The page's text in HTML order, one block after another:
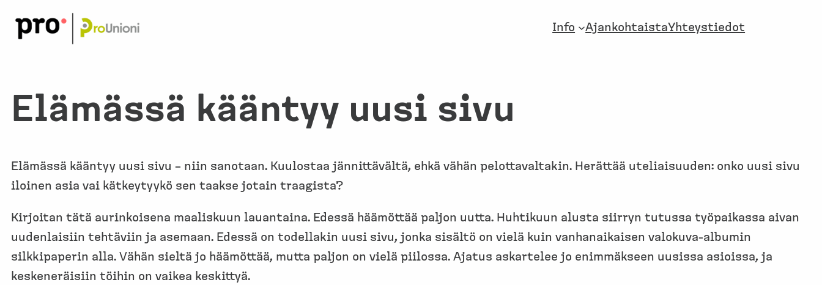
sisältöön
Info AjankohtaistaYhteystiedot
Elämässä kääntyy uusi sivu
Elämässä kääntyy uusi sivu – niin sanotaan. Kuulostaa jännittävältä, ehkä vähän pelottavaltakin. Herättää uteliaisuuden: onko uusi sivu
iloinen asia vai kätkeytyykö sen taakse jotain traagista?
Kirjoitan tätä aurinkoisena maaliskuun lauantaina. Edessä häämöttää paljon uutta. Huhtikuun alusta siirryn tutussa työpaikassa aivan
uudenlaisiin tehtäviin ja asemaan. Edessä on todellakin uusi sivu, jonka sisältö on vielä kuin vanhanaikaisen valokuva-albumin
silkkipaperin alla. Vähän sieltä jo häämöttää, mutta paljon on vielä piilossa. Ajatus askartelee jo enimmäkseen uusissa asioissa, ja
keskeneräisiin töihin on vaikea keskittyä.